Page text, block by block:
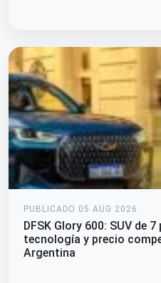
PUBLICADO 05 AUG 2026
DFSK Glory 600: SUV de
tecnología y precio
Argentina